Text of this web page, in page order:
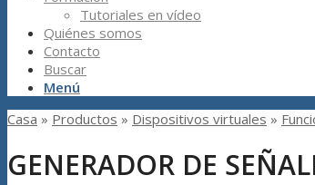
Tutoriales en vídeo
Quiénes somos
Contacto
Buscar
Menú
Casa » Productos » Dispositivos virtuales »
GENERADOR DE